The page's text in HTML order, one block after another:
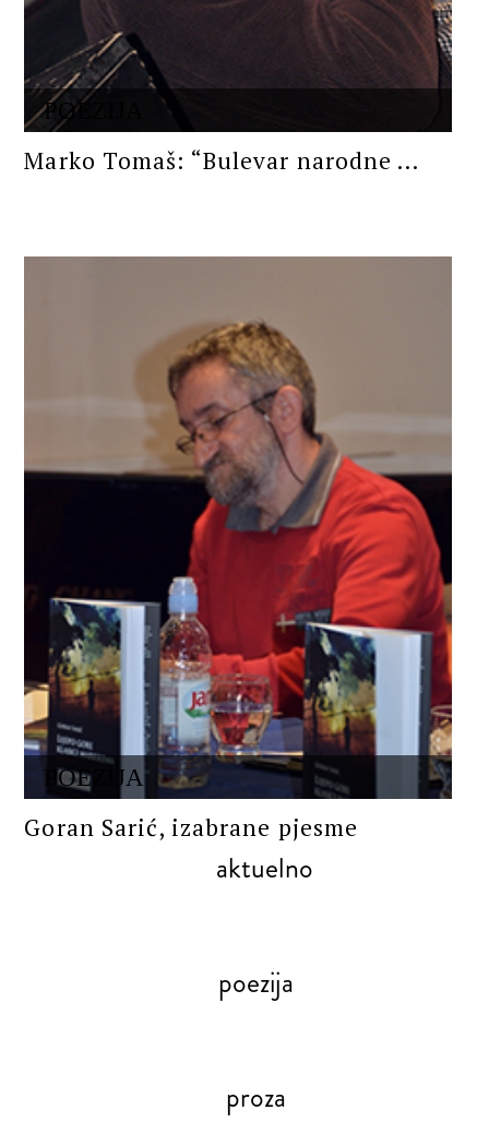
POEZIJA
Marko Tomaš: “Bulevar narodne ...
POEZIJA
Goran Sarić, izabrane pjesme
aktuelno
poezija
proza